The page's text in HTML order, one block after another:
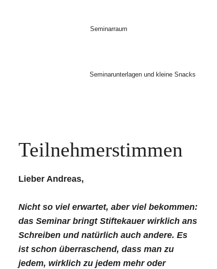
Seminarraum
Seminarunterlagen und kleine Snacks
Teilnehmerstimmen
Lieber Andreas,
Nicht so viel erwartet, aber viel bekommen:
das Seminar bringt Stiftekauer wirklich ans
Schreiben und natürlich auch andere. Es
ist schon überraschend, dass man zu
jedem, wirklich zu jedem mehr oder